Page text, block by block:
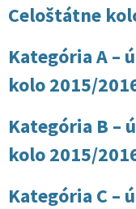
Celoštátne
Kategória A –
kolo 2015/
Kategória B –
kolo 2015/
Kategória C –